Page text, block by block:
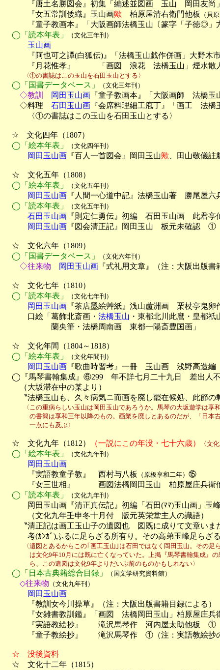
『唐土名勝図会』初集「編述並図画　玉山　岡田友尚
『女五常訓倭織』玉山画歟 柏原屋清右衛門他板 （貝
『童子教画本』「大阪画師法橋玉山〔篆字「子徳◎」
◯「読本年表」
（文化三年刊）
玉山画
『阿也可之譚(白狐伝)』「法橋玉山戯作併画」大野木
『月花惟孝』　　　「画図　浪花　法橋玉山」煙水散
〈①の書誌はこの玉山を石田玉山とする〉
◯「国書データベース」 （文化三年刊）
◇教訓 岡田玉山画 『童子教画本』「大阪画師　法橋
◇料理 石田玉山画 『会席料理細工庖丁』「画工　法
〈①の書誌はこの玉山を石田玉山とする〉
☆　文化四年（1807）
◯「絵本年表」
（文化四年刊）
岡田玉山画 『百人一首図会』岡田玉山歟 、田山敬儀
☆　文化五年（1808）
◯「絵本年表」
（文化五年刊）
岡田玉山画 『人間一心道中記』法橋玉山著　勝尾屋
◯「読本年表」
（文化五年刊）
石田玉山画 『則定仁勇伝』初編　石田玉山画　此君
岡田玉山画 『図会清正記』岡田玉山　板元未確認　
☆　文化六年（1809）
◯「国書データベース」
（文化六年刊）
◇往来物 岡田玉山画 『式礼用文章』（注：大阪出版書
☆　文化七年（1810）
◯「読本年表」
（文化七年刊）
岡田玉山画 『茶店墨絵艸紙』浅山蘆洲画　栗杖亭鬼
口絵「葛飾北斎画・ 法橋玉山 ・東都北川此麿・皇都
蘭央筆・法橋周南画　東都一陽斎豊国画」
☆　文化年間（1804～1818）
◯「絵本年表」
（文化年間刊）
岡田玉山画 『歌曲時習考』一冊　玉山画　浅野高造
◯『馬琴書翰集成』⑥299　年不詳七月二十九日　差出人
（大坂滞在中の某より）
〝法橋玉山も、久々病気ニ而画を廃し罷在候処、此節の
〈この重病らしい玉山は岡田玉山であろうか。馬琴の大坂遊学は享和
の書簡は享和三年以降のもの。画業を廃しとあるのだが、「日本古
一点にも及ぶ〉
☆　文化九年（1812） （一説にこの年没・七十六歳） 〈文
◯「絵本年表」 （文化九年刊）
岡田玉山画
『実語教童子教』　西村与八板
（原板享和二年） ⑮
『女三世相』　　　画図法橋岡田玉山　柏原屋庄兵衛
◯「読本年表」
（文化九年刊）
岡田玉山画『清正真伝記』初編「石田(ﾏﾏ)玉山画」玉
（文化九年壬申冬十月付　版元英栄堂主人の識語）
〝清正記は画工玉山子の遺図也　図既に成りて文章いま
考(ｶﾝｶﾞ)ふるに足らざる所有り。その高弟玉峰足らざる
〈遺図とあるからこの｢画工玉山｣は石田ではなく岡田玉山。その足ら
は文化9年10月には既に亡くなっていた。上掲『馬琴書翰集成』の
ら、この遺図は文化9年よりだいぶ前のものかもしれない〉
◯「日本古典籍総合目録」 （国文学研究資料館）
◇往来物 （文化九年刊）
岡田玉山画
『教訓女今川操草』（注：大阪出版書籍目録による）
『女雑書教訓鑑』「画図　法橋岡田玉山」柏原屋庄兵
『実語教絵抄』　　滝沢馬琴作　河内屋太助他板　①
『童子教絵抄』　　滝沢馬琴作　①（注：実語教絵抄
☆　没後資料
☆　文化十二年（1815）